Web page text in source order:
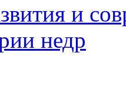
и
недр